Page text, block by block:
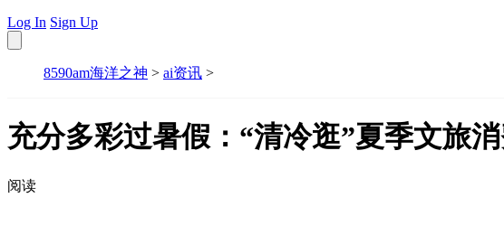
Log In Sign Up
8590am海洋之神 > ai资讯 >
充分多彩过暑假：“清冷逛”夏季文旅
阅读